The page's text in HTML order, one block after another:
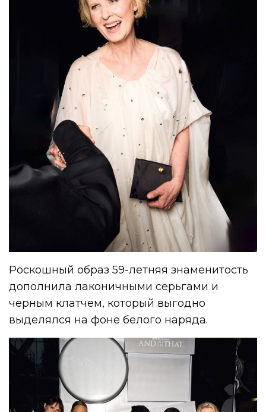
Роскошный образ 59-летняя знаменитость
дополнила лаконичными серьгами и
черным клатчем, который выгодно
выделялся на фоне белого наряда.